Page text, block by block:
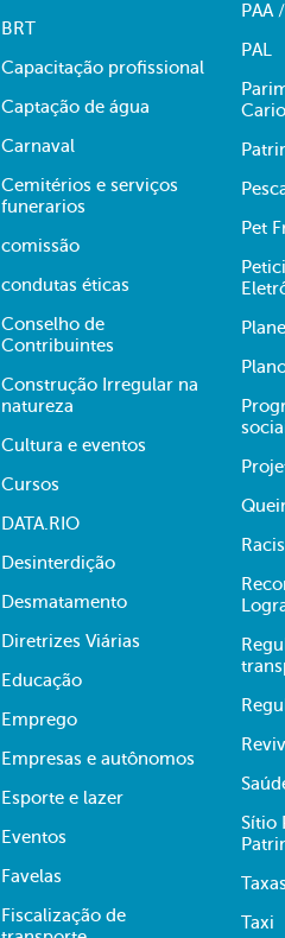
BRT
Capacitação profissional
Captação de água
Carnaval
Cemitérios e serviços
funerarios
comissão
condutas éticas
Conselho de
Contribuintes
Construção Irregular na
natureza
Cultura e eventos
Cursos
DATA.RIO
Desinterdição
Desmatamento
Diretrizes Viárias
Educação
Emprego
Empresas e autônomos
Esporte e lazer
Eventos
Favelas
Fiscalização de
PAA /
PAL
Pet
Sítio
Taxas
Taxi